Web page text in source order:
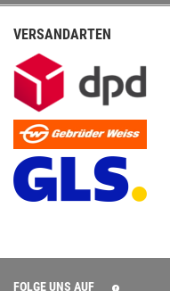
VERSANDARTEN
FOLGE UNS AUF